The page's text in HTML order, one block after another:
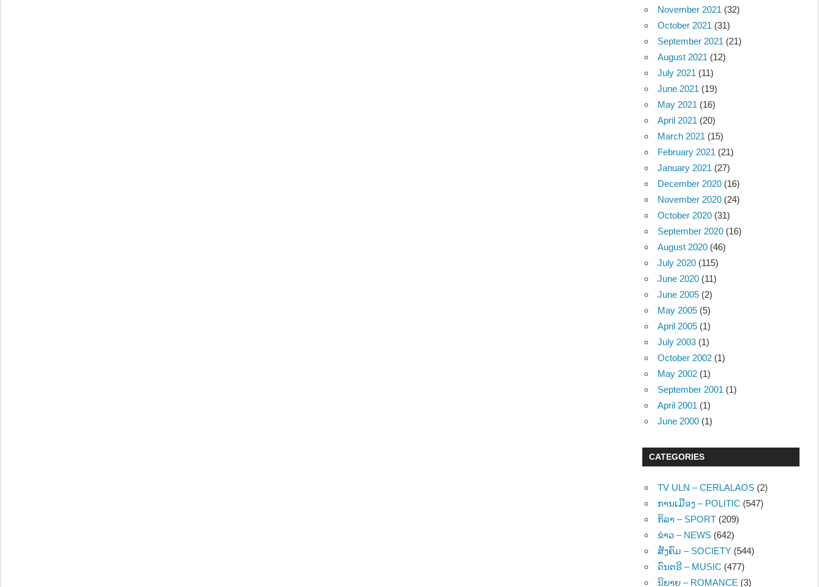
November 2021 (32)
October 2021 (31)
September 2021 (21)
August 2021 (12)
July 2021 (11)
June 2021 (19)
May 2021 (16)
April 2021 (20)
March 2021 (15)
February 2021 (21)
January 2021 (27)
December 2020 (16)
November 2020 (24)
October 2020 (31)
September 2020 (16)
August 2020 (46)
July 2020 (115)
June 2020 (11)
June 2005 (2)
May 2005 (5)
April 2005 (1)
July 2003 (1)
October 2002 (1)
May 2002 (1)
September 2001 (1)
April 2001 (1)
June 2000 (1)
CATEGORIES
TV ULN – CERLALAOS (2)
ການເມືອງ – POLITIC (547)
ກິລາ – SPORT (209)
ຂ່າວ – NEWS (642)
ສັງຄົມ – SOCIETY (544)
ດົນຕຣີ – MUSIC (477)
ນິຍາຍ – ROMANCE (3)